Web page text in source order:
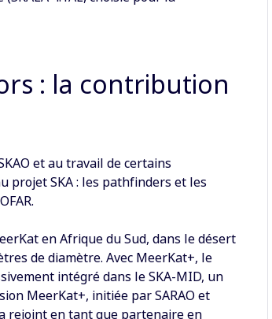
: la contribution
et au travail de certains
projet SKA : les pathfinders et les
en Afrique du Sud, dans le désert
de diamètre. Avec MeerKat+, le
intégré dans le SKA-MID, un
MeerKat+, initiée par SARAO et
rejoint en tant que partenaire en